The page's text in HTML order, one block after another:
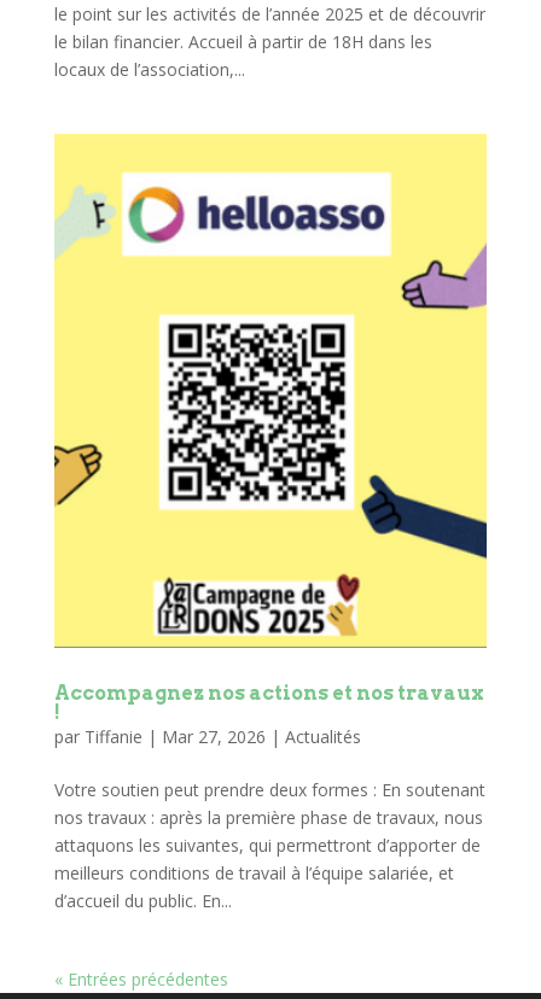
le point sur les activités de l’année 2025 et de découvrir
le bilan financier. Accueil à partir de 18H dans les
locaux de l’association,...
Accompagnez nos actions et nos travaux
!
par Tiffanie | Mar 27, 2026 | Actualités
Votre soutien peut prendre deux formes : En soutenant
nos travaux : après la première phase de travaux, nous
attaquons les suivantes, qui permettront d’apporter de
meilleurs conditions de travail à l’équipe salariée, et
d’accueil du public. En...
« Entrées précédentes